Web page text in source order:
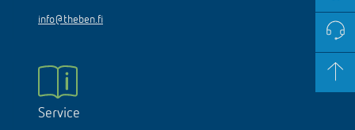
info@theben.fi
Service